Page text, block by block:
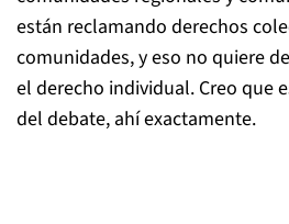
están reclamando derechos
comunidades, y eso no quiere
el derecho individual. Creo que
del debate, ahí exactamente.